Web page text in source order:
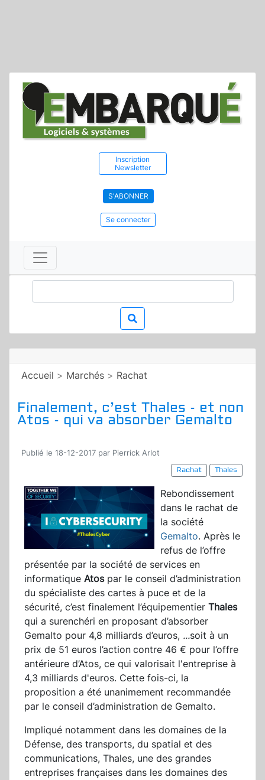
Inscription
Newsletter
S'ABONNER
Se connecter
Accueil > Marchés > Rachat
Finalement, c’est Thales - et non
Atos - qui va absorber Gemalto
Publié le 18-12-2017 par Pierrick Arlot
Rachat
Thales
Rebondissement
dans le rachat de
la société
Gemalto. Après le
refus de l’offre
présentée par la société de services en
informatique Atospar le conseil d’administration
du spécialiste des cartes à puce et de la
sécurité, c’est finalement l’équipementier Thales
qui a surenchéri en proposant d’absorber
Gemalto pour 4,8 milliards d’euros, ...soit à un
prix de 51 euros l’action contre 46 € pour l’offre
antérieure d’Atos, ce qui valorisait l'entreprise à
4,3 milliards d'euros. Cette fois-ci, la
proposition a été unanimement recommandée
par le conseil d’administration de Gemalto.
Impliqué notamment dans les domaines de la
Défense, des transports, du spatial et des
communications, Thales, une des grandes
entreprises françaises dans les domaines des